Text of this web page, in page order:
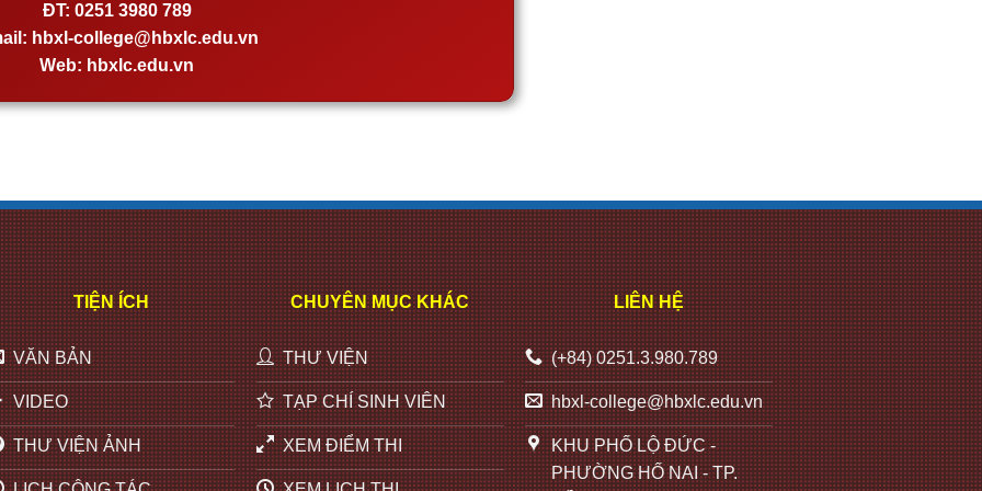
ĐT: 0251 3980 789
hbxl-college@hbxlc.edu.vn
Web: hbxlc.edu.vn
TIỆN ÍCH
VĂN BẢN
VIDEO
THƯ VIỆN ẢNH
CHUYÊN MỤC KHÁC
THƯ VIỆN
TẠP CHÍ SINH VIÊN
XEM ĐIỂM THI
LIÊN HỆ
(+84) 0251.3.980.789
hbxl-college@hbxlc.edu.vn
KHU PHỐ LỘ ĐỨC -
PHƯỜNG HỐ NAI - TP.